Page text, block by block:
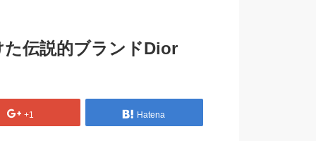
伝説的ブランドDior
+1 Hatena